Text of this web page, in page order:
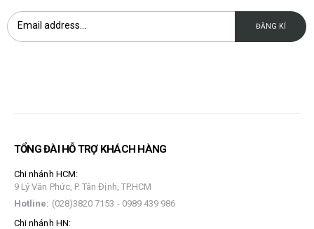
TỔNG ĐÀI HỖ TRỢ KHÁCH HÀNG
Chi nhánh HCM:
9 Lý Văn Phức, P. Tân Định, TP.HCM
Hotline: (028)3820 7153 - 0989 439 986
Chi nhánh HN: